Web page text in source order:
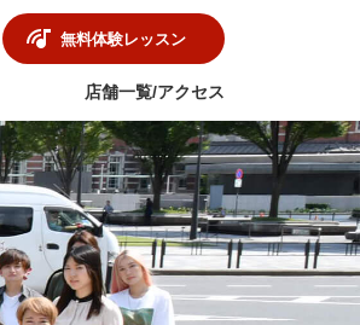
無料体験レッスン
店舗一覧/アクセス